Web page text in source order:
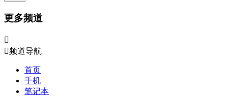
更多频道

频道导航
首页
手机
笔记本